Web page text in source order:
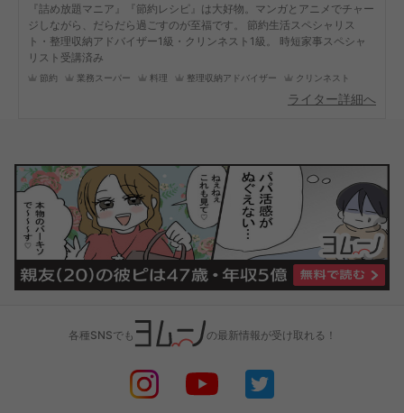
『詰め放題マニア』『節約レシピ』は大好物。マンガとアニメでチャー
ジしながら、だらだら過ごすのが至福です。 節約生活スペシャリス
ト・整理収納アドバイザー1級・クリンネスト1級。 時短家事スペシャ
リスト受講済み
節約 業務スーパー 料理 整理収納アドバイザー クリンネスト
ライター詳細へ
各種SNSでも の最新情報が受け取れる！